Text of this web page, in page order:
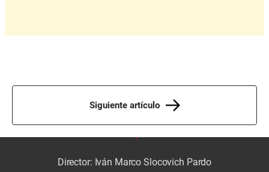
Siguiente artículo
Director: Iván Marco Slocovich Pardo